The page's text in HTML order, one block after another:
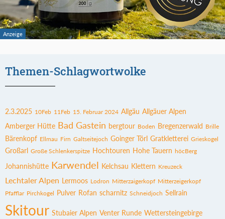
Themen-Schlagwortwolke
2.3.2025 10Feb 11Feb 15. Februar 2024 Allgäu Allgäuer Alpen
Amberger Hütte Bad Gastein bergtour Boden Bregenzerwald Brille
Bärenkopf Ellmau Firn Galtseitejoch Goinger Törl Gratkletterei Grieskogel
Großarl Große Schlenkerspitze Hochtouren Hohe Tauern höcBerg
Johannishütte Karwendel Kelchsau Klettern Kreuzeck
Lechtaler Alpen Lermoos Lodron Mitterzaigerkopf Mitterzeigerkopf
Pfafflar Pirchkogel Pulver Rofan scharnitz Schneidjoch Sellrain
Skitour Stubaier Alpen Venter Runde Wettersteingebirge